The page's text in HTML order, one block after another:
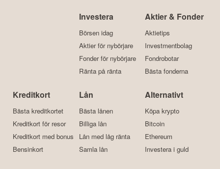
Investera
Börsen idag
Aktier för nybörjare
Fonder för nybörjare
Ränta på ränta
Aktier & Fonder
Aktietips
Investmentbolag
Fondrobotar
Bästa fonderna
Kreditkort
Bästa kreditkortet
Kreditkort för resor
Kreditkort med bonus
Bensinkort
Lån
Bästa lånen
Billiga lån
Lån med låg ränta
Samla lån
Alternativt
Köpa krypto
Bitcoin
Ethereum
Investera i guld